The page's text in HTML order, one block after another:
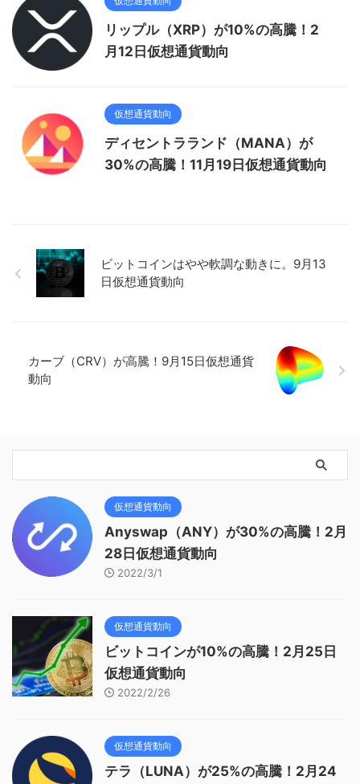
リップル（XRP）が10%の高騰！2
月12日仮想通貨動向
仮想通貨動向
ディセントラランド（MANA）が
30%の高騰！11月19日仮想通貨動向
ビットコインはやや軟調な動きに。9月13
日仮想通貨動向
カーブ（CRV）が高騰！9月15日仮想通貨
動向
仮想通貨動向
Anyswap（ANY）が30%の高騰！2月
28日仮想通貨動向
2022/3/1
仮想通貨動向
ビットコインが10%の高騰！2月25日
仮想通貨動向
2022/2/26
仮想通貨動向
テラ（LUNA）が25%の高騰！2月24